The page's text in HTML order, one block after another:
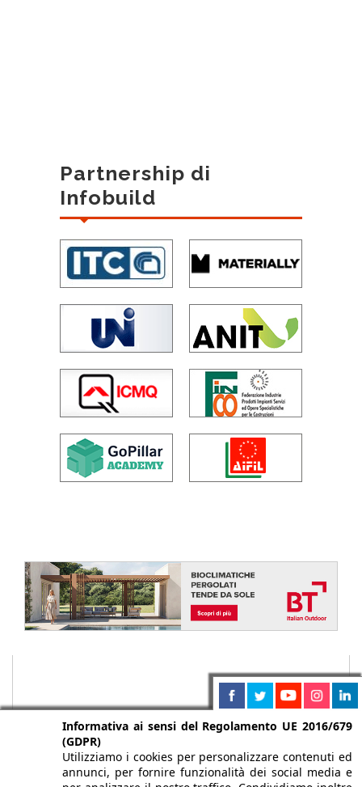
Partnership di
Infobuild
Informativa ai sensi del Regolamento UE 2016/679
(GDPR)
Utilizziamo i cookies per personalizzare contenuti ed
annunci, per fornire funzionalità dei social media e